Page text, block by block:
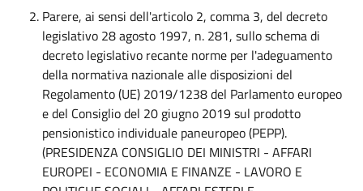
Parere, ai sensi dell'articolo 2, comma 3, del decreto
legislativo 28 agosto 1997, n. 281, sullo schema di
decreto legislativo recante norme per l'adeguamento
della normativa nazionale alle disposizioni del
Regolamento (UE) 2019/1238 del Parlamento europeo
e del Consiglio del 20 giugno 2019 sul prodotto
pensionistico individuale paneuropeo (PEPP).
(PRESIDENZA CONSIGLIO DEI MINISTRI - AFFARI
EUROPEI - ECONOMIA E FINANZE - LAVORO E